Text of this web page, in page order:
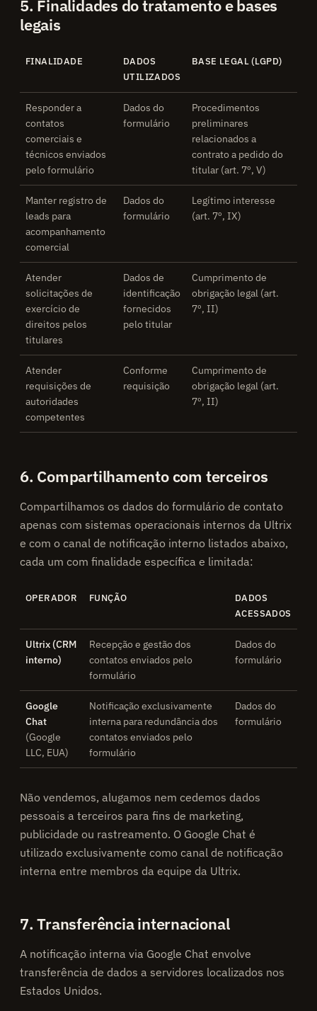
5. Finalidades do tratamento e bases
legais
FINALIDADE
DADOS
UTILIZADOS
BASE LEGAL (LGPD)
Responder a
contatos
comerciais e
técnicos enviados
pelo formulário
Dados do
formulário
Procedimentos
preliminares
relacionados a
contrato a pedido do
titular (art. 7º, V)
Manter registro de
leads para
acompanhamento
comercial
Dados do
formulário
Legítimo interesse
(art. 7º, IX)
Atender
solicitações de
exercício de
direitos pelos
titulares
Dados de
identificação
fornecidos
pelo titular
Cumprimento de
obrigação legal (art.
7º, II)
Atender
requisições de
autoridades
competentes
Conforme
requisição
Cumprimento de
obrigação legal (art.
7º, II)
6. Compartilhamento com terceiros
Compartilhamos os dados do formulário de contato
apenas com sistemas operacionais internos da Ultrix
e com o canal de notificação interno listados abaixo,
cada um com finalidade específica e limitada:
OPERADOR FUNÇÃO
DADOS
ACESSADOS
Ultrix (CRM
interno)
Recepção e gestão dos
contatos enviados pelo
formulário
Dados do
formulário
Google
Chat
(Google
LLC, EUA)
Notificação exclusivamente
interna para redundância dos
contatos enviados pelo
formulário
Dados do
formulário
Não vendemos, alugamos nem cedemos dados
pessoais a terceiros para fins de marketing,
publicidade ou rastreamento. O Google Chat é
utilizado exclusivamente como canal de notificação
interna entre membros da equipe da Ultrix.
7. Transferência internacional
A notificação interna via Google Chat envolve
transferência de dados a servidores localizados nos
Estados Unidos.